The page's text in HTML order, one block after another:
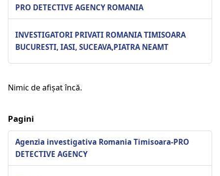
PRO DETECTIVE AGENCY ROMANIA
INVESTIGATORI PRIVATI ROMANIA TIMISOARA
BUCURESTI, IASI, SUCEAVA,PIATRA NEAMT
Nimic de afișat încă.
Pagini
Agenzia investigativa Romania Timisoara-PRO
DETECTIVE AGENCY